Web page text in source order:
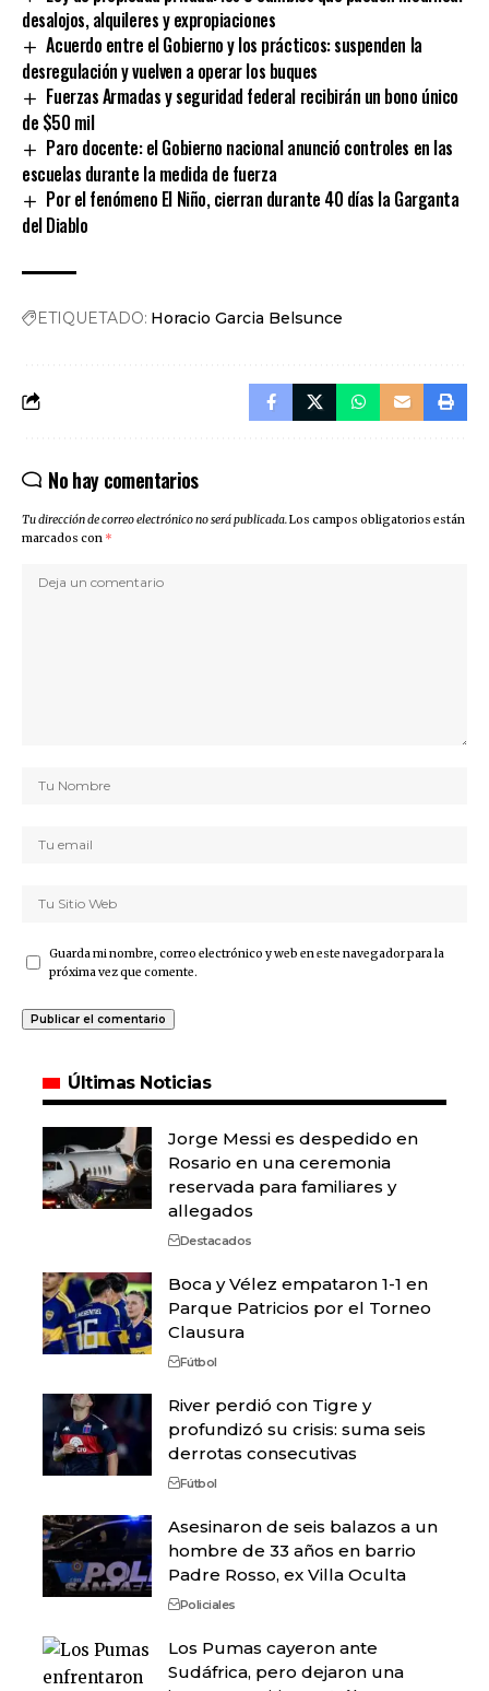
desalojos, alquileres y expropiaciones
Acuerdo entre el Gobierno y los prácticos: suspenden la
desregulación y vuelven a operar los buques
Fuerzas Armadas y seguridad federal recibirán un bono único
de $50 mil
Paro docente: el Gobierno nacional anunció controles en las
escuelas durante la medida de fuerza
Por el fenómeno El Niño, cierran durante 40 días la Garganta
del Diablo
ETIQUETADO: Horacio Garcia Belsunce
No hay comentarios
Tu dirección de correo electrónico no será publicada.Los campos obligatorios están
marcados con *
Guarda mi nombre, correo electrónico y web en este navegador para la
próxima vez que comente.
Últimas Noticias
Jorge Messi es despedido en
Rosario en una ceremonia
reservada para familiares y
allegados
Destacados
Boca y Vélez empataron 1-1 en
Parque Patricios por el Torneo
Clausura
Fútbol
River perdió con Tigre y
profundizó su crisis: suma seis
derrotas consecutivas
Fútbol
Asesinaron de seis balazos a un
hombre de 33 años en barrio
Padre Rosso, ex Villa Oculta
Policiales
Los Pumas cayeron ante
Sudáfrica, pero dejaron una